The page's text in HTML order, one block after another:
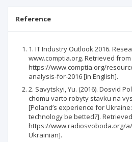
Reference
1. IT Industry Outlook 2016.
www.comptia.org. Retrieved from
https://www.comptia.org/
analysis-for-2016 [in English].
2. Savytskyi, Yu. (2016). Dosvid
chomu varto robyty stavku na
[Poland’s experience for
technology be betted?].
https://www.radiosvoboda.org/a/
Ukrainian].